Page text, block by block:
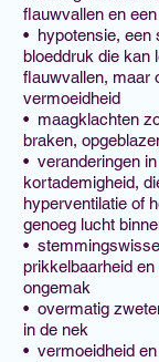
flauwvallen en
• hypotensie, een
bloeddruk die kan
flauwvallen, maar
vermoeidheid
• maagklachten
braken,
• veranderingen
kortademigheid,
hyperventilatie of
genoeg lucht
•
prikkelbaarheid
ongemak
• overmatig
in de nek
• vermoeidheid